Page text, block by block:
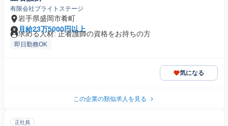
有限会社ブライトステージ
岩手県盛岡市肴町
月給23万5000円以上
求める人材: 正看護師の資格をお持ちの方
即日勤務OK
気になる
この企業の類似求人を見る
正社員